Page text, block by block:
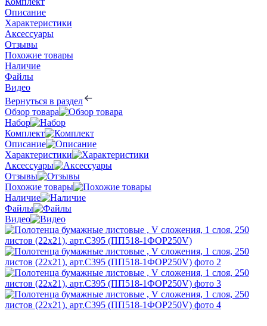
Описание
Характеристики
Аксессуары
Отзывы
Похожие товары
Наличие
Файлы
Видео
Вернуться в раздел
Обзор товара
Набор
Комплект
Описание
Характеристики
Аксессуары
Отзывы
Похожие товары
Наличие
Файлы
Видео